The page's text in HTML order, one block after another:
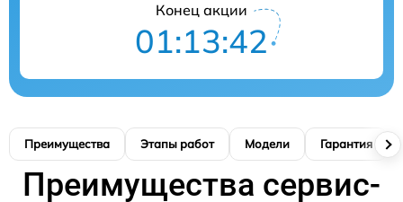
Конец акции
01:13:42
Преимущества Этапы работ Модели Гарантия
Преимущества сервис-